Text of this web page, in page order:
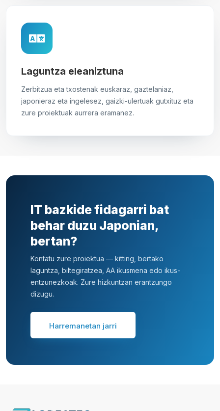
Laguntza eleaniztuna
Zerbitzua eta txostenak euskaraz, gaztelaniaz,
japonieraz eta ingelesez, gaizki-ulertuak gutxituz eta
zure proiektuak aurrera eramanez.
IT bazkide fidagarri bat
behar duzu Japonian,
bertan?
Kontatu zure proiektua — kitting, bertako
laguntza, biltegiratzea, AA ikusmena edo ikus-
entzunezkoak. Zure hizkuntzan erantzungo
dizugu.
Harremanetan jarri